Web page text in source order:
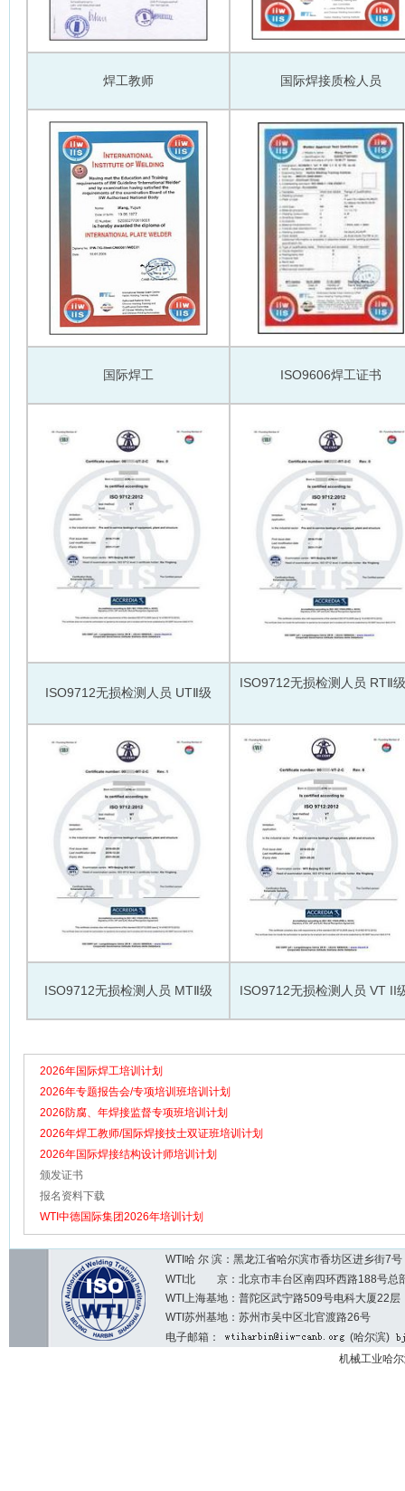
焊工教师 国际焊接质检人员
国际焊工 ISO9606焊工证书
ISO9712无损检测人员 UTⅡ级
ISO9712无损检测人员
ISO9712无损检测人员 MTⅡ级 ISO9712无损检测人员 VT II
2026年国际焊工培训计划
2026年专题报告会/专项培训班培训计划
2026防腐、年焊接监督专项班培训计划
2026年焊工教师/国际焊接技士双证班培训计划
2026年国际焊接结构设计师培训计划
颁发证书
报名资料下载
WTI中德国际集团2026年培训计划
WTI哈 尔 滨：黑龙江省哈尔滨市香坊区进乡街
WTI北 京：北京市丰台区南四环西路188号总
WTI上海基地：普陀区武宁路509号电科大厦22层
WTI苏州基地：苏州市吴中区北官渡路26号
电子邮箱：
(哈尔滨)
机械工业哈